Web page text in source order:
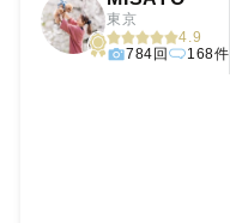
東京
4.9
784回
168件